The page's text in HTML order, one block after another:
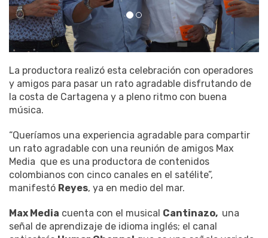
La productora realizó esta celebración con operadores
y amigos para pasar un rato agradable disfrutando de
la costa de Cartagena y a pleno ritmo con buena
música.
“Queríamos una experiencia agradable para compartir
un rato agradable con una reunión de amigos Max
Media que es una productora de contenidos
colombianos con cinco canales en el satélite”,
manifestó Reyes, ya en medio del mar.
Max Media cuenta con el musical Cantinazo, una
señal de aprendizaje de idioma inglés; el canal